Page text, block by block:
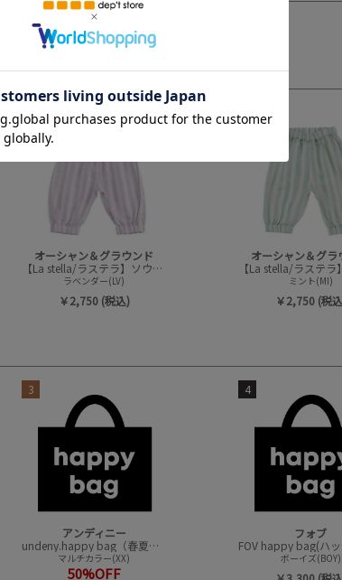
3
オーシャン＆グラウンド
【La stella/ラステラ】ソウガラベビーバルーンパンツ
ラベンダー(LV)
￥2,750 (税込)
オーシャン＆グラ
ミント(MI)
￥2,750 (税
3
アンディニー
undeny.happy bag（春夏アイテムハッピーバック）
マルチカラー(XX)
50%OFF
4
フォブ
ボーイズ(BOY)